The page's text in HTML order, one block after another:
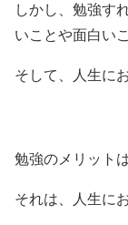
しかし、勉強す
いことや面白い
そして、人生に
勉強のメリット
それは、人生に